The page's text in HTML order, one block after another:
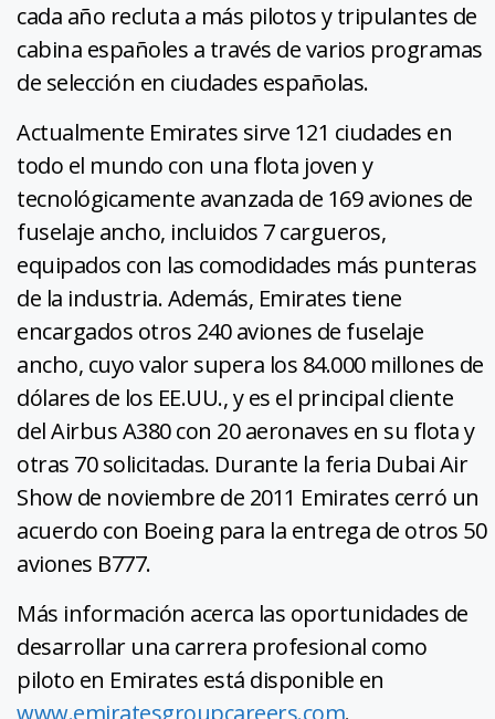
cada año recluta a más pilotos y tripulantes de
cabina españoles a través de varios programas
de selección en ciudades españolas.
Actualmente Emirates sirve 121 ciudades en
todo el mundo con una flota joven y
tecnológicamente avanzada de 169 aviones de
fuselaje ancho, incluidos 7 cargueros,
equipados con las comodidades más punteras
de la industria. Además, Emirates tiene
encargados otros 240 aviones de fuselaje
ancho, cuyo valor supera los 84.000 millones de
dólares de los EE.UU., y es el principal cliente
del Airbus A380 con 20 aeronaves en su flota y
otras 70 solicitadas. Durante la feria Dubai Air
Show de noviembre de 2011 Emirates cerró un
acuerdo con Boeing para la entrega de otros 50
aviones B777.
Más información acerca las oportunidades de
desarrollar una carrera profesional como
piloto en Emirates está disponible en
www.emiratesgroupcareers.com.